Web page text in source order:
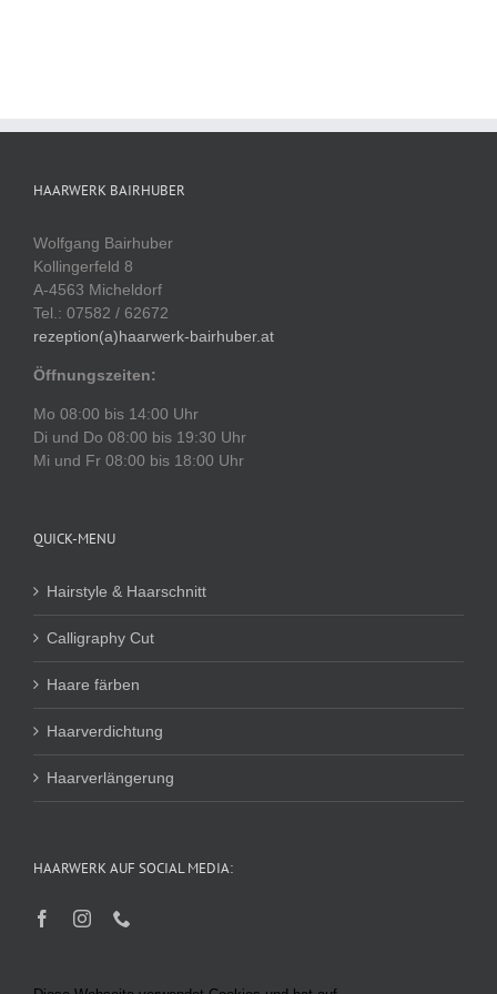
HAARWERK BAIRHUBER
Wolfgang Bairhuber
Kollingerfeld 8
A-4563 Micheldorf
Tel.: 07582 / 62672
rezeption(a)haarwerk-bairhuber.at
Öffnungszeiten:
Mo 08:00 bis 14:00 Uhr
Di und Do 08:00 bis 19:30 Uhr
Mi und Fr 08:00 bis 18:00 Uhr
QUICK-MENU
Hairstyle & Haarschnitt
Calligraphy Cut
Haare färben
Haarverdichtung
Haarverlängerung
HAARWERK AUF SOCIAL MEDIA: